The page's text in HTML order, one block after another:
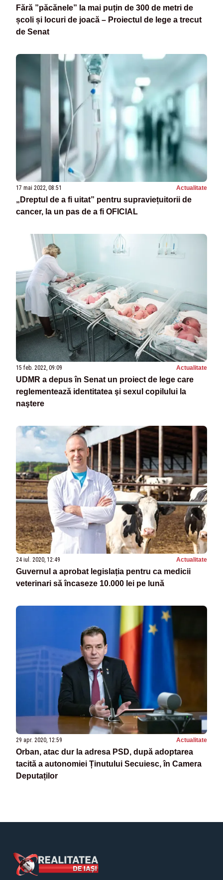
Fără ”păcănele” la mai puțin de 300 de metri de
școli și locuri de joacă – Proiectul de lege a trecut
de Senat
17 mai 2022, 08:51 Actualitate
„Dreptul de a fi uitat” pentru supraviețuitorii de
cancer, la un pas de a fi OFICIAL
15 feb. 2022, 09:09 Actualitate
UDMR a depus în Senat un proiect de lege care
reglementează identitatea şi sexul copilului la
naştere
24 iul. 2020, 12:49 Actualitate
Guvernul a aprobat legislația pentru ca medicii
veterinari să încaseze 10.000 lei pe lună
29 apr. 2020, 12:59 Actualitate
Orban, atac dur la adresa PSD, după adoptarea
tacită a autonomiei Ținutului Secuiesc, în Camera
Deputaților